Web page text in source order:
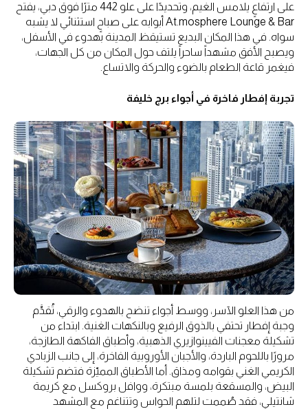
على ارتفاعٍ يلامس الغيم، وتحديدًا على علو 442 مترًا فوق دبي، يفتح
At.mosphere Lounge & Bar أبوابه على صباحٍ استثنائي لا يشبه
سواه. في هذا المكان البديع تستيقظ المدينة بهدوء في الأسفل،
ويصبح الأفق مشهداً ساحراً يلتف حول المكان من كل الجهات،
فيغمر قاعة الطعام بالضوء والحركة والاتساع.
تجربة إفطار فاخرة في أجواء برج خليفة
من هذا العلو الآسر، ووسط أجواء تنضح بالهدوء والرقي، تُقدَّم
وجبة إفطار تحتفي بالذوق الرفيع وبالنكهات الغنية. ابتداء من
تشكيلة معجنات الفيينوازيري الذهبية، وأطباق الفاكهة الطازجة،
مرورًا باللحوم الباردة، والأجبان الأوروبية الفاخرة، إلى جانب الزبادي
الكريمي الغني بقوامه ومذاق. أما الأطباق المميّزة فتضم تشكيلة
البيض، والمسقعة بلمسة مبتكرة، ووافل بروكسل مع كريمة
شانتيلي، فقد صُممت لتلهم الحواس وتتناغم مع المشهد